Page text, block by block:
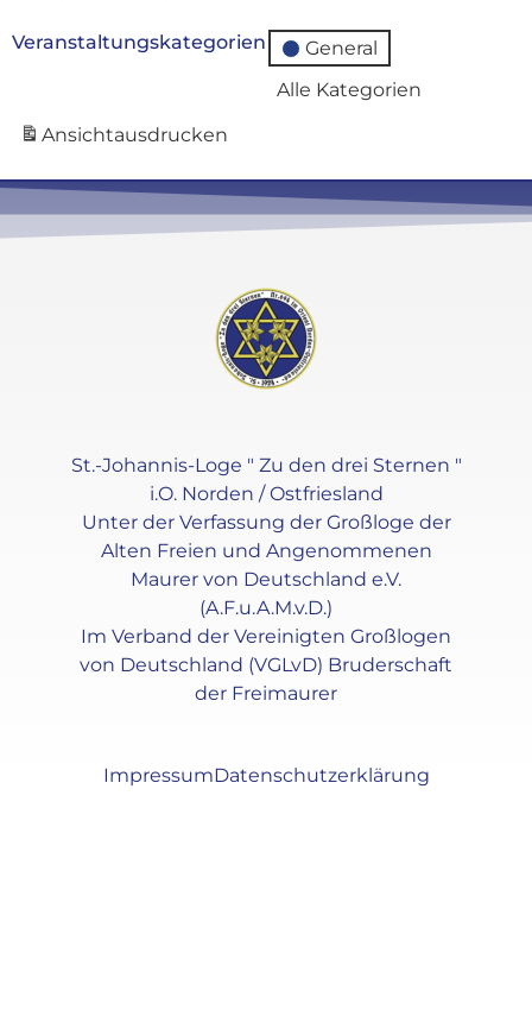
Veranstaltungskategorien
General
Alle Kategorien
Ansichtausdrucken
St.-Johannis-Loge " Zu den drei Sternen "
i.O. Norden / Ostfriesland
Unter der Verfassung der Großloge der
Alten Freien und Angenommenen
Maurer von Deutschland e.V.
(A.F.u.A.M.v.D.)
Im Verband der Vereinigten Großlogen
von Deutschland (VGLvD) Bruderschaft
der Freimaurer
ImpressumDatenschutzerklärung